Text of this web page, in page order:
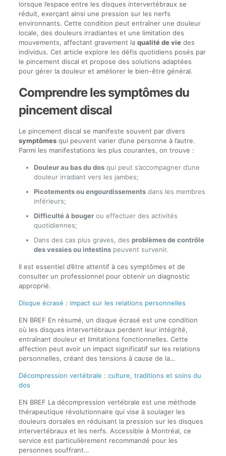
lorsque l’espace entre les disques intervertébraux se
réduit, exerçant ainsi une pression sur les nerfs
environnants. Cette condition peut entraîner une douleur
locale, des douleurs irradiantes et une limitation des
mouvements, affectant gravement la qualité de viedes
individus. Cet article explore les défis quotidiens posés par
le pincement discal et propose des solutions adaptées
pour gérer la douleur et améliorer le bien-être général.
Comprendre les symptômes du
pincement discal
Le pincement discal se manifeste souvent par divers
symptômesqui peuvent varier d’une personne à l’autre.
Parmi les manifestations les plus courantes, on trouve :
Douleur au bas du dosqui peut s’accompagner d’une
douleur irradiant vers les jambes;
Picotements ou engourdissementsdans les membres
inférieurs;
Difficulté à bougerou effectuer des activités
quotidiennes;
Dans des cas plus graves, des problèmes de contrôle
des vessies ou intestinspeuvent survenir.
Il est essentiel d’être attentif à ces symptômes et de
consulter un professionnel pour obtenir un diagnostic
approprié.
Disque écrasé : impact sur les relations personnelles
EN BREF En résumé, un disque écrasé est une condition
où les disques intervertébraux perdent leur intégrité,
entraînant douleur et limitations fonctionnelles. Cette
affection peut avoir un impact significatif sur les relations
personnelles, créant des tensions à cause de la…
Décompression vertébrale : culture, traditions et soins du
dos
EN BREF La décompression vertébrale est une méthode
thérapeutique révolutionnaire qui vise à soulager les
douleurs dorsales en réduisant la pression sur les disques
intervertébraux et les nerfs. Accessible à Montréal, ce
service est particulièrement recommandé pour les
personnes souffrant…